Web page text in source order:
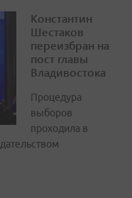
Константин
Шестаков
переизбран на
пост главы
Владивостока
Процедура
выборов
проходила в